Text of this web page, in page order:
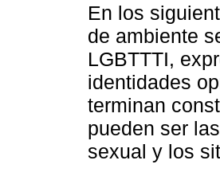
En los
de ambiente
LGBTTTI,
identidades
terminan
pueden ser
sexual y los